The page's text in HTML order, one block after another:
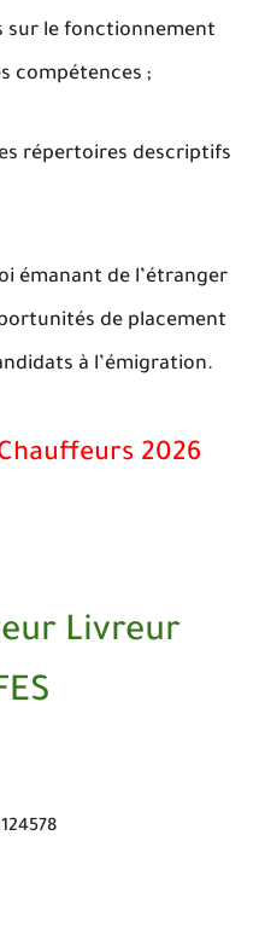
sur le fonctionnement
compétences ;
répertoires descriptifs
émanant de l’étranger
de placement
à l’émigration.
2026
Livreur